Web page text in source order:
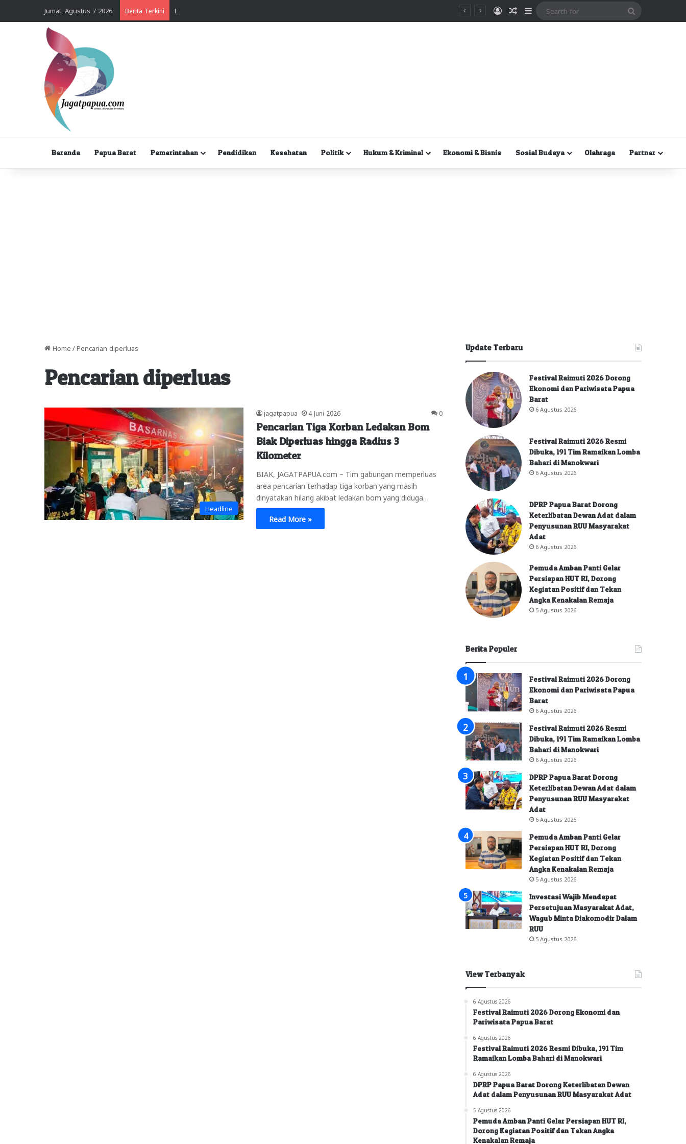
Jumat, Agustus 7 2026 Berita Terkini MasukRandom Article
Sidebar
Beranda Papua Barat Pemerintahan Pendidikan Kesehatan Politik Hukum & Kriminal Ekonomi & Bisnis Sosial Budaya Olahraga Partner
Home / Pencarian diperluas
Pencarian diperluas
Headline
jagatpapua 4 Juni 2026 0
Pencarian Tiga Korban Ledakan Bom
Biak Diperluas hingga Radius 3
Kilometer
BIAK, JAGATPAPUA.com – Tim gabungan memperluas
area pencarian terhadap tiga korban yang masih
dinyatakan hilang akibat ledakan bom yang diduga…
Read More »
Update Terbaru
Festival Raimuti 2026 Dorong
Ekonomi dan Pariwisata Papua
Barat
6 Agustus 2026
Festival Raimuti 2026 Resmi
Dibuka, 191 Tim Ramaikan Lomba
Bahari di Manokwari
6 Agustus 2026
DPRP Papua Barat Dorong
Keterlibatan Dewan Adat dalam
Penyusunan RUU Masyarakat
Adat
6 Agustus 2026
Pemuda Amban Panti Gelar
Persiapan HUT RI, Dorong
Kegiatan Positif dan Tekan
Angka Kenakalan Remaja
5 Agustus 2026
Berita Populer
Festival Raimuti 2026 Dorong
Ekonomi dan Pariwisata Papua
Barat
6 Agustus 2026
Festival Raimuti 2026 Resmi
Dibuka, 191 Tim Ramaikan Lomba
Bahari di Manokwari
6 Agustus 2026
DPRP Papua Barat Dorong
Keterlibatan Dewan Adat dalam
Penyusunan RUU Masyarakat
Adat
6 Agustus 2026
Pemuda Amban Panti Gelar
Persiapan HUT RI, Dorong
Kegiatan Positif dan Tekan
Angka Kenakalan Remaja
5 Agustus 2026
Investasi Wajib Mendapat
Persetujuan Masyarakat Adat,
Wagub Minta Diakomodir Dalam
RUU
5 Agustus 2026
View Terbanyak
6 Agustus 2026
Festival Raimuti 2026 Dorong Ekonomi dan
Pariwisata Papua Barat
6 Agustus 2026
Festival Raimuti 2026 Resmi Dibuka, 191 Tim
Ramaikan Lomba Bahari di Manokwari
6 Agustus 2026
DPRP Papua Barat Dorong Keterlibatan Dewan
Adat dalam Penyusunan RUU Masyarakat Adat
5 Agustus 2026
Pemuda Amban Panti Gelar Persiapan HUT RI,
Dorong Kegiatan Positif dan Tekan Angka
Kenakalan Remaja